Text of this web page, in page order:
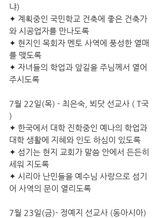
냐)
✦ 계획중인 국민학교 건축에 좋은 건축가
와 시공업자를 만나도록
✦ 현지인 목회자 멘토 사역에 풍성한 열매
를 맺도록
✦ 자녀들의 학업과 앞길을 주님께서 열어
주시도록
7월 22일(목) - 최은숙, 뵈닷 선교사 ( T국
)
✦ 한국에서 대학 진학중인 예나의 학업과
대학 생활에 지혜와 인도 하심이 있도록
✦ 섬기는 현지 교회가 말씀 안에서 든든히
세워 지도록
✦ 시리아 난민들을 예수님 사랑으로 섬기
어 사역의 문이 열리도록
7월 23일(금)- 정예지 선교사 (동아시아)